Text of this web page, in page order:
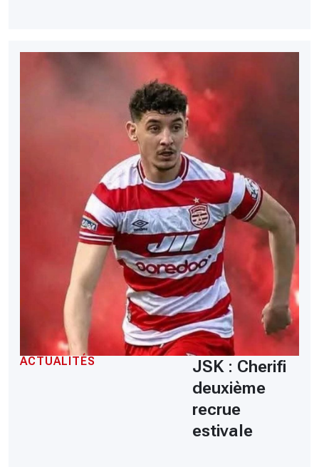
ACTUALITÉS
JSK : Cherifi
deuxième
recrue
estivale